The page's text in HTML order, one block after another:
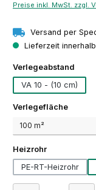
Preise inkl. MwSt. zzgl.
Versand per
Lieferzeit
Verlegeabstand
VA 10 - (10 cm)
Verlegefläche
Heizrohrauswählen
PE-RT-Heizrohr